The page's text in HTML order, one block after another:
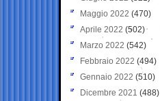
Maggio 2022 (470)
Aprile 2022 (502)
Marzo 2022 (542)
Febbraio 2022 (494)
Gennaio 2022 (510)
Dicembre 2021 (488)